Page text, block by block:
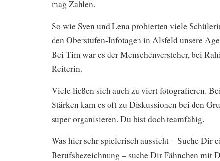
mag Zahlen.
So wie Sven und Lena probierten viele
den Oberstufen-Infotagen in Alsfeld unsere
Bei Tim war es der Menschenversteher, bei
Reiterin.
Viele ließen sich auch zu viert fotografieren.
Stärken kam es oft zu Diskussionen bei den
super organisieren. Du bist doch teamfähig.
Was hier sehr spielerisch aussieht – Suche Dir
Berufsbezeichnung – suche Dir Fähnchen mit